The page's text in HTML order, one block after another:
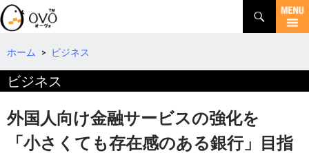
検
索
コ
テ
へ
動
ホーム > ビジネス
ビジネス
外国人向け金融サービスの強化を
「小さくても存在感のある銀行」目指